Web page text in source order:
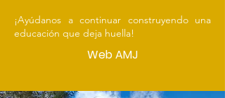
¡Ayúdanos a continuar construyendo una
educación que deja huella!
Web AMJ